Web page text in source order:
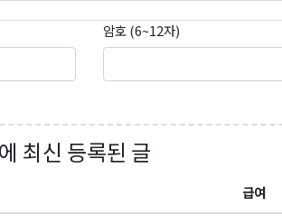
암호 (6~12자)
최신 등록된 글
급여